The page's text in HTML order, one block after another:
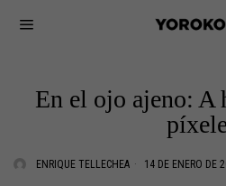
En el ojo ajeno: A
ENRIQUE TELLECHEA 14 DE ENERO DE